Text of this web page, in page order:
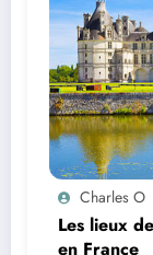
Charles O
Les lieux
en France